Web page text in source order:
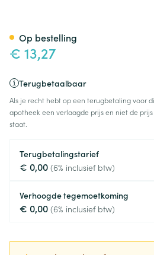
€ 13,27
Terugbetaalbaar
Als je recht hebt op een terugbetaling voor
apotheek een verlaagde prijs en niet de
staat.
Terugbetalingstarief
€ 0,00 (6% inclusief btw)
Verhoogde tegemoetkoming
€ 0,00 (6% inclusief btw)
Op bestelling